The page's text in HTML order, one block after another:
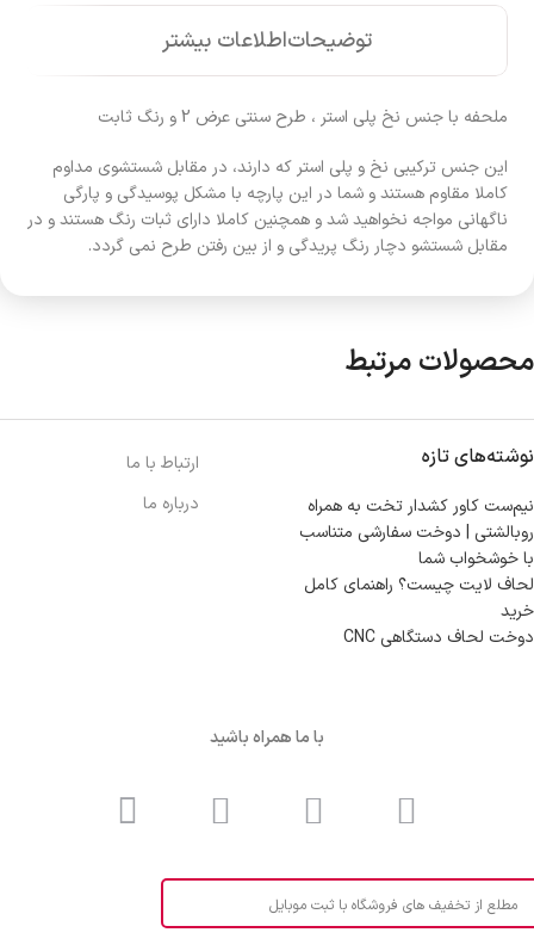
توضیحاتاطلاعات بیشتر
ملحفه با جنس نخ پلی استر ، طرح سنتی عرض 2 و رنگ ثابت
این جنس ترکیبی نخ و پلی استر که دارند، در مقابل شستشوی مداوم
کاملا مقاوم هستند و شما در این پارچه با مشکل پوسیدگی و پارگی
ناگهانی مواجه نخواهید شد و همچنین کاملا دارای ثبات رنگ هستند و در
مقابل شستشو دچار رنگ پریدگی و از بین رفتن طرح نمی گردد.
محصولات مرتبط
نوشته‌های تازه
نیم‌ست کاور کشدار تخت به همراه
روبالشتی | دوخت سفارشی متناسب
با خوشخواب شما
لحاف لایت چیست؟ راهنمای کامل
خرید
دوخت لحاف دستگاهی CNC
ارتباط با ما
درباره ما
با ما همراه باشید
مطلع از تخفیف های فروشگاه با ثبت موبایل